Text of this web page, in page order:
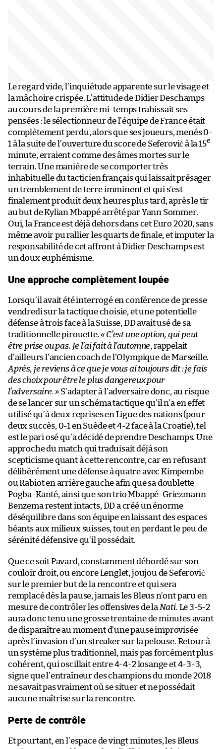
Le regard vide, l’inquiétude apparente sur le visage et
la mâchoire crispée. L’attitude de Didier Deschamps
au cours de la première mi-temps trahissait ses
pensées : le sélectionneur de l’équipe de France était
complètement perdu, alors que ses joueurs, menés 0-
1 à la suite de l’ouverture du score de Seferović à la 15e
minute, erraient comme des âmes mortes sur le
terrain. Une manière de se comporter très
inhabituelle du tacticien français qui laissait présager
un tremblement de terre imminent et qui s’est
finalement produit deux heures plus tard, après le tir
au but de Kylian Mbappé arrêté par Yann Sommer.
Oui, la France est déjà dehors dans cet Euro 2020, sans
même avoir pu rallier les quarts de finale, et imputer la
responsabilité de cet affront à Didier Deschamps est
un doux euphémisme.
Une approche complètement loupée
Lorsqu’il avait été interrogé en conférence de presse
vendredi sur la tactique choisie, et une potentielle
défense à trois face à la Suisse, DD avait usé de sa
traditionnelle pirouette.« C’est une option, qui peut
être prise ou pas. Je l’ai fait à l’automne, rappelait
d’ailleurs l’ancien coach de l’Olympique de Marseille.
Après, je reviens à ce que je vous ai toujours dit : je fais
des choix pour être le plus dangereux pour
l’adversaire. » S’adapter à l’adversaire donc, au risque
de se lancer sur un schéma tactique qu’il n’a en effet
utilisé qu’à deux reprises en Ligue des nations (pour
deux succès, 0-1 en Suède et 4-2 face à la Croatie), tel
est le pari osé qu’a décidé de prendre Deschamps. Une
approche du match qui traduisait déjà son
scepticisme quant à cette rencontre, car en refusant
délibérément une défense à quatre avec Kimpembe
ou Rabiot en arrière gauche afin que sa doublette
Pogba-Kanté, ainsi que son trio Mbappé-Griezmann-
Benzema restent intacts, DD a créé un énorme
déséquilibre dans son équipe en laissant des espaces
béants aux milieux suisses, tout en perdant le peu de
sérénité défensive qu’il possédait.
Que ce soit Pavard, constamment débordé sur son
couloir droit, ou encore Lenglet, joujou de Seferović
sur le premier but de la rencontre et qui sera
remplacé dès la pause, jamais les Bleus n’ont paru en
mesure de contrôler les offensives de la Nati. Le 3-5-2
aura donc tenu une grosse trentaine de minutes avant
de disparaître au moment d’une pause improvisée
après l’invasion d’un streaker sur la pelouse. Retour à
un système plus traditionnel, mais pas forcément plus
cohérent, qui oscillait entre 4-4-2 losange et 4-3-3,
signe que l’entraîneur des champions du monde 2018
ne savait pas vraiment où se situer et ne possédait
aucune maîtrise sur la rencontre.
Perte de contrôle
Et pourtant, en l’espace de vingt minutes, les Bleus